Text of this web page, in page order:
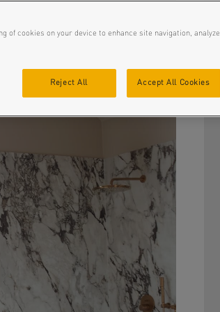
of cookies on your device to enhance site navigation, analyze
Reject All Accept All Cookies